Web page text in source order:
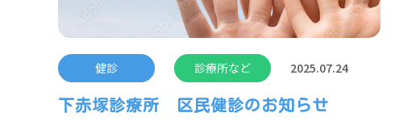
健診 診療所など 2025.07.24
下赤塚診療所 区民健診のお知らせ